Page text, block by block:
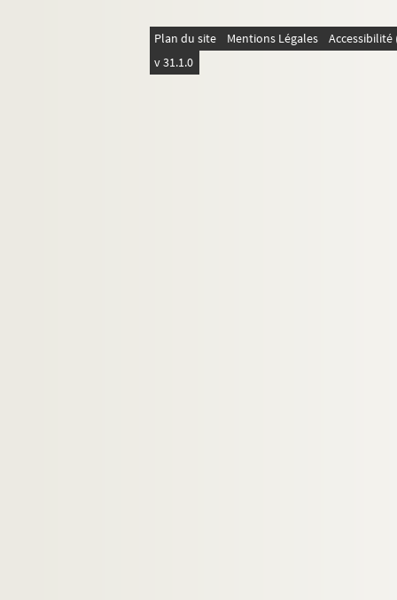
Plan du site Mentions Légales
v 31.1.0